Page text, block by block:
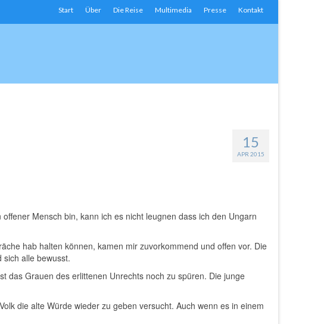
Start Über Die Reise Multimedia Presse Kontakt
15
APR 2015
Mensch bin, kann ich es nicht leugnen dass ich den Ungarn
hab halten können, kamen mir zuvorkommend und offen vor. Die
alle bewusst.
das Grauen des erlittenen Unrechts noch zu spüren. Die junge
die alte Würde wieder zu geben versucht. Auch wenn es in einem